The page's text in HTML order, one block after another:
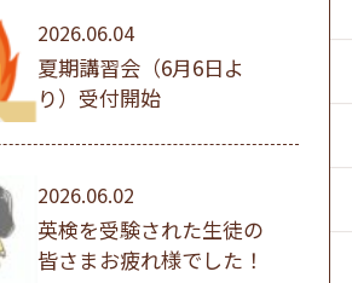
2026.06.04
夏期講習会（6月6日よ
り）受付開始
2026.06.02
英検を受験された生徒の
皆さまお疲れ様でした！